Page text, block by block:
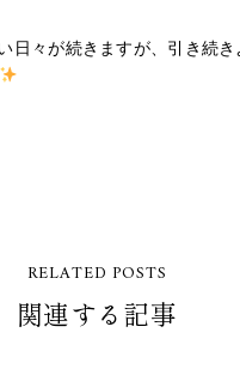
日々が続きますが、引き続き
RELATED POSTS
関連する記事